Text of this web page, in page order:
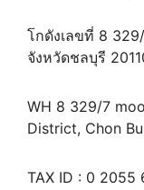
โกดังเลขที่ 8
จังหวัดชลบุรี
WH 8 329/7
District, Chon
TAX ID : 0 2055